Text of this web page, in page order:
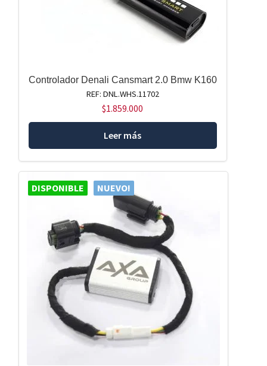
Controlador Denali Cansmart 2.0 Bmw K160
REF: DNL.WHS.11702
$1.859.000
Leer más
DISPONIBLE NUEVO!